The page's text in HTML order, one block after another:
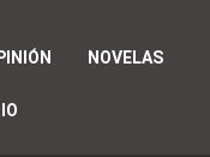
NOVELAS